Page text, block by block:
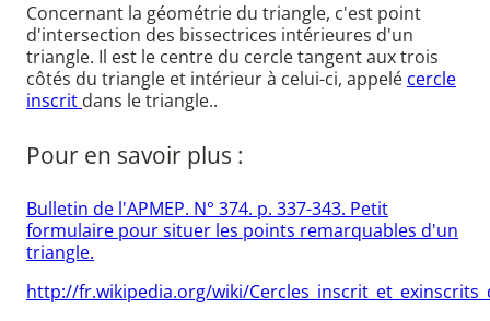
Concernant la géométrie du triangle, c'est point
d'intersection des bissectrices intérieures d'un
triangle. Il est le centre du cercle tangent aux trois
côtés du triangle et intérieur à celui-ci, appelé cercle
inscrit dans le triangle..
Pour en savoir plus :
Bulletin de l'APMEP. N° 374. p. 337-343. Petit
formulaire pour situer les points remarquables d'un
triangle.
http://fr.wikipedia.org/wiki/